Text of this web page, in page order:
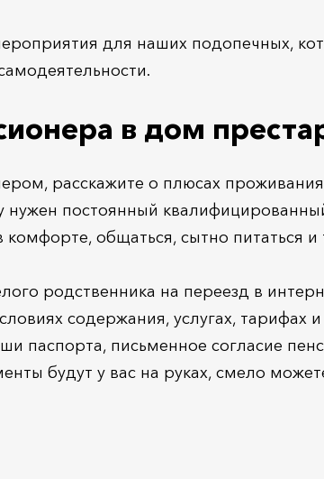
для наших подопечных,
в дом
расскажите о плюсах
нужен постоянный
общаться, сытно питаться
родственника на переезд в
содержания, услугах, тарифах
паспорта, письменное согласие
будут у вас на руках, смело